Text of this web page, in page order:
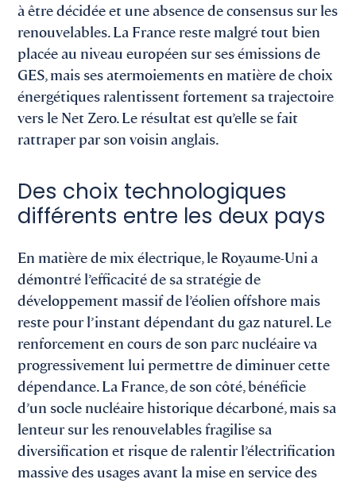
à être décidée et une absence de consensus sur les
renouvelables. La France reste malgré tout bien
placée au niveau européen sur ses émissions de
GES, mais ses atermoiements en matière de choix
énergétiques ralentissent fortement sa trajectoire
vers le Net Zero. Le résultat est qu’elle se fait
rattraper par son voisin anglais.
Des choix technologiques
différents entre les deux pays
En matière de mix électrique, le Royaume-Uni a
démontré l’efficacité de sa stratégie de
développement massif de l’éolien offshore mais
reste pour l’instant dépendant du gaz naturel. Le
renforcement en cours de son parc nucléaire va
progressivement lui permettre de diminuer cette
dépendance. La France, de son côté, bénéficie
d’un socle nucléaire historique décarboné, mais sa
lenteur sur les renouvelables fragilise sa
diversification et risque de ralentir l’électrification
massive des usages avant la mise en service des